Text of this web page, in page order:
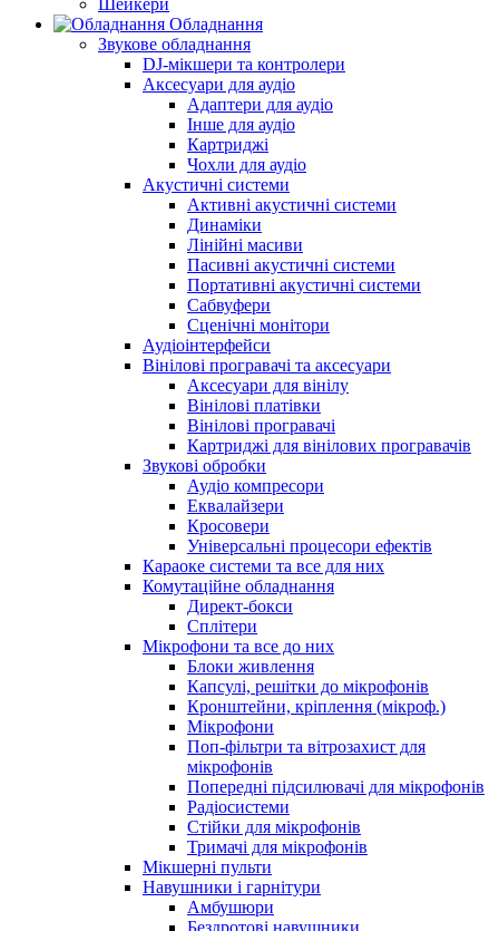
Шейкери
Обладнання
Звукове обладнання
DJ-мікшери та контролери
Аксесуари для аудіо
Адаптери для аудіо
Інше для аудіо
Картриджі
Чохли для аудіо
Акустичні системи
Активні акустичні системи
Динаміки
Лінійні масиви
Пасивні акустичні системи
Портативні акустичні системи
Сабвуфери
Сценічні монітори
Аудіоінтерфейси
Вінілові програвачі та аксесуари
Аксесуари для вінілу
Вінілові платівки
Вінілові програвачі
Картриджі для вінілових програвачів
Звукові обробки
Аудіо компресори
Еквалайзери
Кросовери
Універсальні процесори ефектів
Караоке системи та все для них
Комутаційне обладнання
Директ-бокси
Сплітери
Мікрофони та все до них
Блоки живлення
Капсулі, решітки до мікрофонів
Кронштейни, кріплення (мікроф.)
Мікрофони
Поп-фільтри та вітрозахист для
мікрофонів
Попередні підсилювачі для мікрофонів
Радіосистеми
Стійки для мікрофонів
Тримачі для мікрофонів
Мікшерні пульти
Навушники і гарнітури
Амбушюри
Бездротові навушники